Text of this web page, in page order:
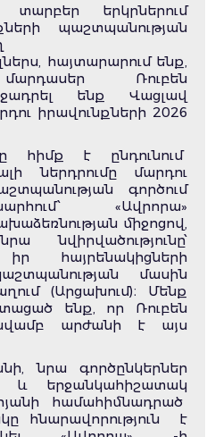
երկրներում
պաշտպանության
հայտարարում ենք,
Ռուբեն
ենք Վացլավ
իրավունքների 2026
հիմք է ընդունում
ներդրումը մարդու
գործում
«Ավրորա»
միջոցով,
նվիրվածությունը՝
իր հայրենակիցների
մասին
(Արցախում)։ Մենք
ենք, որ Ռուբեն
արժանի է այս
նրա գործընկերներ
և երջանկահիշատակ
համահիմնադրած
հնարավորություն է